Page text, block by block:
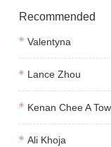
Recommended
Valentyna
Lance Zhou
Kenan Chee A Tow
Ali Khoja